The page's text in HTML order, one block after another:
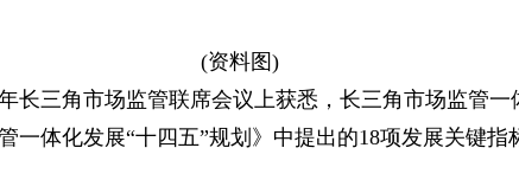
(资料图)
长三角市场监管联席会议上获悉，长三角市场监管
一体化发展“十四五”规划》中提出的18项发展关键指